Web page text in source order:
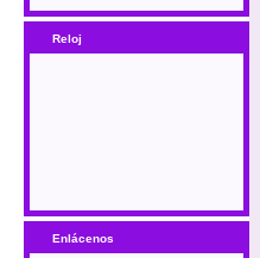
Reloj
Enlácenos